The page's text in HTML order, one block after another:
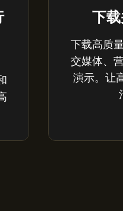
下
下载高质
交媒体、
演示。让